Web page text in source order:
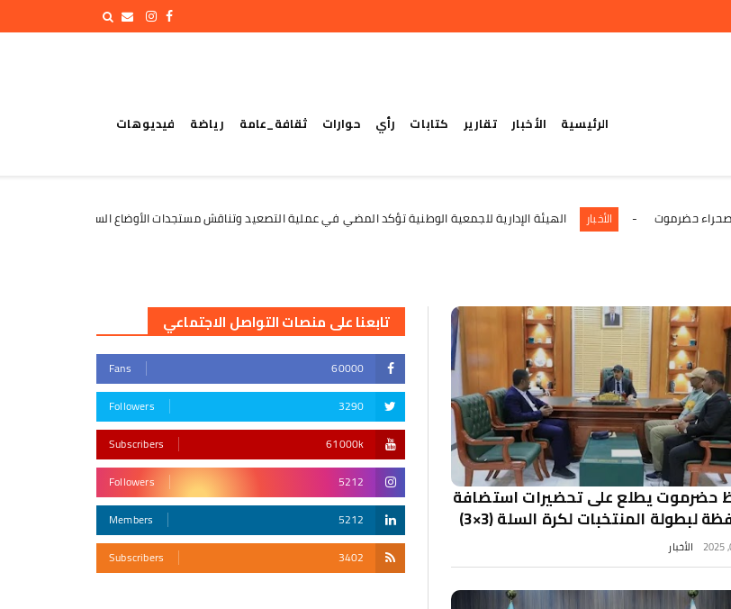
الرئيسية الأخبار تقارير كتابات رأي حوارات ثقافة_عامة رياضة فيديوهات
الأخبار الهيئة الإدارية للجمعية الوطنية تؤكد المضي في عملية التصعيد وتناقش مستجدات الأوضاع السياسية
حضرموت يطلع على تحضيرات استضافة
لبطولة المنتخبات لكرة السلة (3×3)
الأخبار
تابعنا على منصات التواصل الاجتماعي
60000
Fans
3290
Followers
61000k
Subscribers
5212
Followers
5212
Members
3402
Subscribers